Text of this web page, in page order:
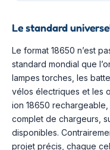
Le standard
Le format 18650 n’est
standard mondial que
lampes torches, les
vélos électriques et les
ion 18650
complet de chargeurs,
disponibles.
projet précis, chaque